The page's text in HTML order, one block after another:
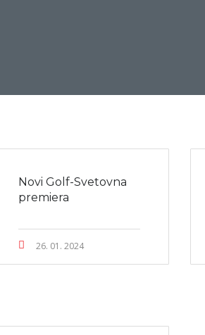
Novi Golf-Svetovna
premiera
26. 01. 2024